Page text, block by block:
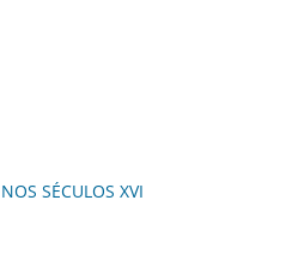
SÉCULOS XVI